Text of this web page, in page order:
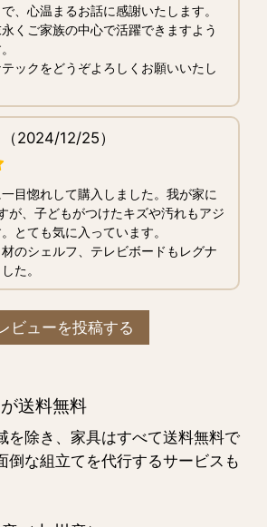
、心温まるお話に感謝いたします。
くご家族の中心で活躍できますよう
ックをどうぞよろしくお願いいたし
（2024/12/25）
目惚れして購入しました。我が家に
が、子どもがつけたキズや汚れもアジ
とても気に入っています。
のシェルフ、テレビボードもレグナ
た。
ビューを投稿する
送料無料
を除き、家具はすべて送料無料で
倒な組立てを代行するサービスも